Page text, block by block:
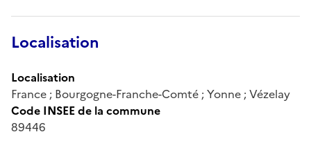
Localisation
Localisation
France ; Bourgogne-Franche-Comté ; Yonne ; Vézelay
Code INSEE de la commune
89446